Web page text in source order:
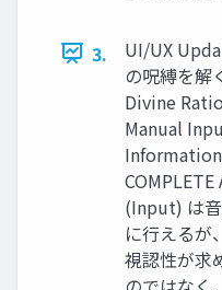
3.
UI/UX
の呪縛を解
Divine
Manual
Information
(Input) は
に行える
視認性が求